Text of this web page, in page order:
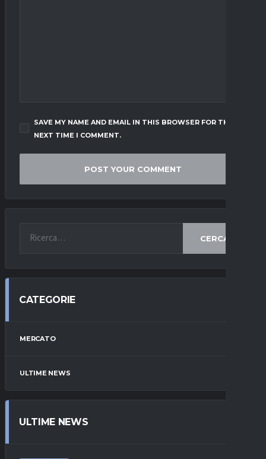
SAVE MY NAME AND EMAIL IN THIS BROWSER FOR THE
NEXT TIME I COMMENT.
CERCA
CATEGORIE
MERCATO
ULTIME NEWS
ULTIME NEWS